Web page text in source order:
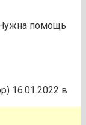
помощь
16.01.2022 в